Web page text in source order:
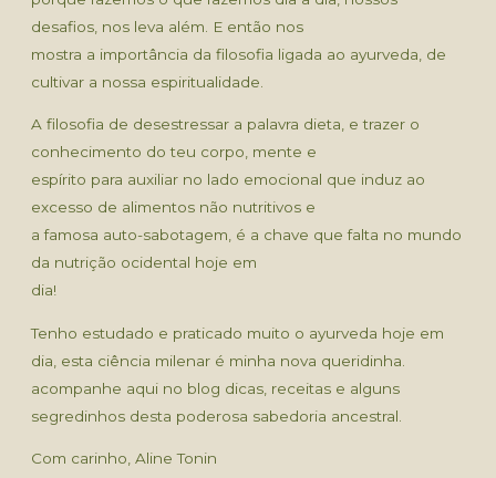
desafios, nos leva além. E então nos
mostra a importância da filosofia ligada ao ayurveda, de
cultivar a nossa espiritualidade.
A filosofia de desestressar a palavra dieta, e trazer o
conhecimento do teu corpo, mente e
espírito para auxiliar no lado emocional que induz ao
excesso de alimentos não nutritivos e
a famosa auto-sabotagem, é a chave que falta no mundo
da nutrição ocidental hoje em
dia!
Tenho estudado e praticado muito o ayurveda hoje em
dia, esta ciência milenar é minha nova queridinha.
acompanhe aqui no blog dicas, receitas e alguns
segredinhos desta poderosa sabedoria ancestral.
Com carinho, Aline Tonin